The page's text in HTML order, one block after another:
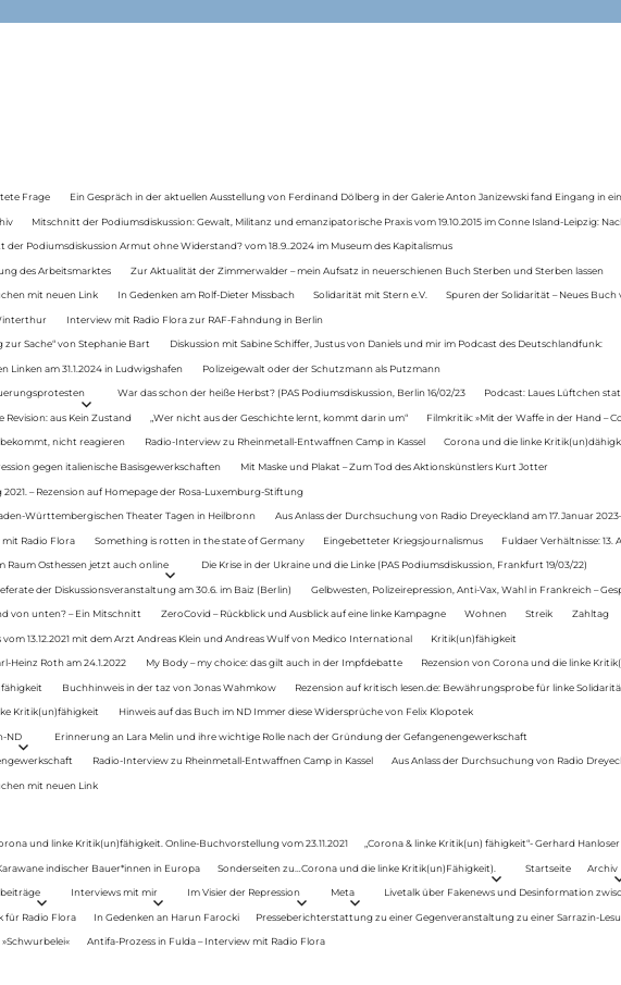
Frage Ein Gespräch in der aktuellen Ausstellung von Ferdinand Dölberg in der Galerie Anton Janizewski fand Eingang in
Mitschnitt der Podiumsdiskussion: Gewalt, Militanz und emanzipatorische Praxis vom 19.10.2015 im Conne Island-Leipzig:
der Podiumsdiskussion Armut ohne Widerstand? vom 18.9..2024 im Museum des Kapitalismus
des Arbeitsmarktes Zur Aktualität der Zimmerwalder – mein Aufsatz in neuerschienen Buch Sterben und Sterben lassen
mit neuen Link In Gedenken am Rolf-Dieter Missbach Solidarität mit Stern e.V. Spuren der Solidarität – Neues Buch
Interview mit Radio Flora zur RAF-Fahndung in Berlin
Sache“ von Stephanie Bart Diskussion mit Sabine Schiffer, Justus von Daniels und mir im Podcast des Deutschlandfunk:
am 31.1.2024 in Ludwigshafen Polizeigewalt oder der Schutzmann als Putzmann
War das schon der heiße Herbst? (PAS Podiumsdiskussion, Berlin 16/02/23 Podcast: Laues Lüftchen
Revision: aus Kein Zustand „Wer nicht aus der Geschichte lernt, kommt darin um“ Filmkritik: »Mit der Waffe in der Hand –
nicht reagieren Radio-Interview zu Rheinmetall-Entwaffnen Camp in Kassel Corona und die linke
gegen italienische Basisgewerkschaften Mit Maske und Plakat – Zum Tod des Aktionskünstlers Kurt Jotter
– Rezension auf Homepage der Rosa-Luxemburg-Stiftung
Württembergischen Theater Tagen in Heilbronn Aus Anlass der Durchsuchung von Radio Dreyeckland am 17.Januar
Radio Flora Something is rotten in the state of Germany Eingebetteter Kriegsjournalismus Fuldaer Verhältnisse:
Raum Osthessen jetzt auch online Die Krise in der Ukraine und die Linke (PAS Podiumsdiskussion, Frankfurt 19/03/22)
der Diskussionsveranstaltung am 30.6. im Baiz (Berlin) Gelbwesten, Polizeirepression, Anti-Vax, Wahl in Frankreich –
von unten? – Ein Mitschnitt ZeroCovid – Rückblick und Ausblick auf eine linke Kampagne Wohnen Streik Zahltag
13.12.2021 mit dem Arzt Andreas Klein und Andreas Wulf von Medico International Kritik(un)fähigkeit
Heinz Roth am 24.1.2022 My Body – my choice: das gilt auch in der Impfdebatte Rezension von Corona und die linke
Buchhinweis in der taz von Jonas Wahmkow Rezension auf kritisch lesen.de: Bewährungsprobe für linke
Kritik(un)fähigkeit Hinweis auf das Buch im ND Immer diese Widersprüche von Felix Klopotek
ND Erinnerung an Lara Melin und ihre wichtige Rolle nach der Gründung der Gefangenengewerkschaft
Radio-Interview zu Rheinmetall-Entwaffnen Camp in Kassel Aus Anlass der Durchsuchung von Radio
mit neuen Link
und linke Kritik(un)fähigkeit. Online-Buchvorstellung vom 23.11.2021 „Corona & linke Kritik(un) fähigkeit“- Gerhard
indischer Bauer*innen in Europa Sonderseiten zu…Corona und die linke Kritik(un)Fähigkeit). Startseite Archiv
Interviews mit mir Im Visier der Repression Meta Livetalk über Fakenews und Desinformation
für Radio Flora In Gedenken an Harun Farocki Presseberichterstattung zu einer Gegenveranstaltung zu einer Sarrazin-
Antifa-Prozess in Fulda – Interview mit Radio Flora